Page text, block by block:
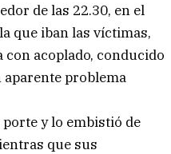
de las 22.30, en el
que iban las víctimas,
acoplado, conducido
aparente problema
y lo embistió de
que sus